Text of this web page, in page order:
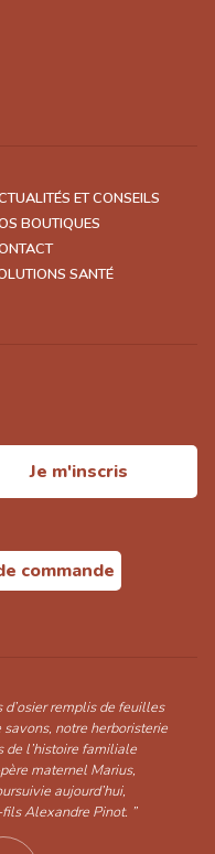
ET CONSEILS
BOUTIQUES
SANTÉ
Je m'inscris
commande
d’osier remplis de feuilles
notre herboristerie
de l’histoire familiale
maternel Marius,
aujourd’hui,
Alexandre Pinot. ”